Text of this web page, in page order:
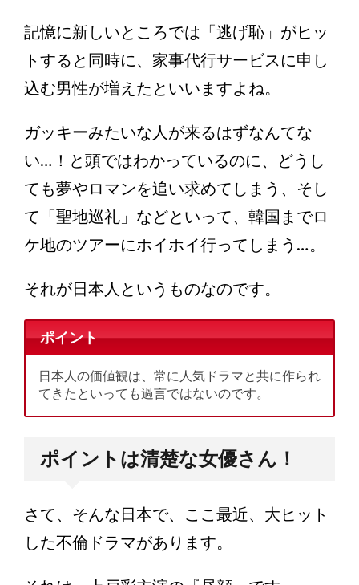
記憶に新しいところでは「逃げ恥」がヒッ
トすると同時に、家事代行サービスに申し
込む男性が増えたといいますよね。
ガッキーみたいな人が来るはずなんてな
い…！と頭ではわかっているのに、どうし
ても夢やロマンを追い求めてしまう、そし
て「聖地巡礼」などといって、韓国までロ
ケ地のツアーにホイホイ行ってしまう…。
それが日本人というものなのです。
ポイント
日本人の価値観は、常に人気ドラマと共に作られ
てきたといっても過言ではないのです。
ポイントは清楚な女優さん！
さて、そんな日本で、ここ最近、大ヒット
した不倫ドラマがあります。